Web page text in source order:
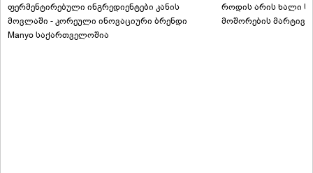
ფერმენტირებული ინგრედიენტები კანის
მოვლაში - კორეული ინოვაციური ბრენდი
Manyo საქართველოშია
როდის არის ხალი
მოშორების